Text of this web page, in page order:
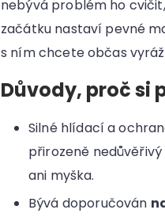
nebývá problém ho
začátku nastaví pevné
s ním chcete občas
Důvody, proč si
Silné hlídací a
přirozeně
ani myška.
Bývá doporučován